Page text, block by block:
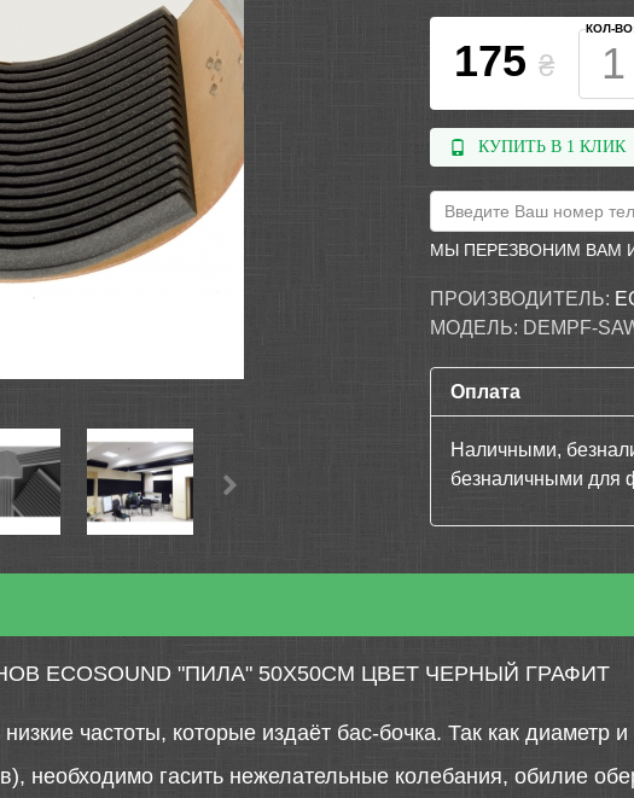
175 ₴
КОЛ-
КУПИТЬ В 1 КЛИК
МЫ ПЕРЕЗВОНИМ ВАМ
ПРОИЗВОДИТЕЛЬ:
МОДЕЛЬ: DEMPF-
Оплата
Наличными,
безналичными для
ECOSOUND "ПИЛА" 50Х50СМ ЦВЕТ ЧЕРНЫЙ ГРАФИТ
частоты, которые издаёт бас-бочка. Так как диаметр
необходимо гасить нежелательные колебания, обилие